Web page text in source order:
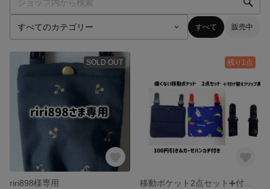
すべて 販売中
SOLD OUT
riri898様専用
残り1点